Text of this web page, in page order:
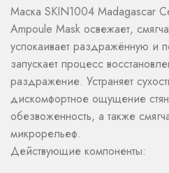
Маска SKIN1004 Madagascar
Ampoule Mask освежает,
успокаивает раздражённую и
запускает процесс
раздражение. Устраняет
дискомфортное ощущение
обезвоженность, а также
микрорельеф.
Действующие компоненты: